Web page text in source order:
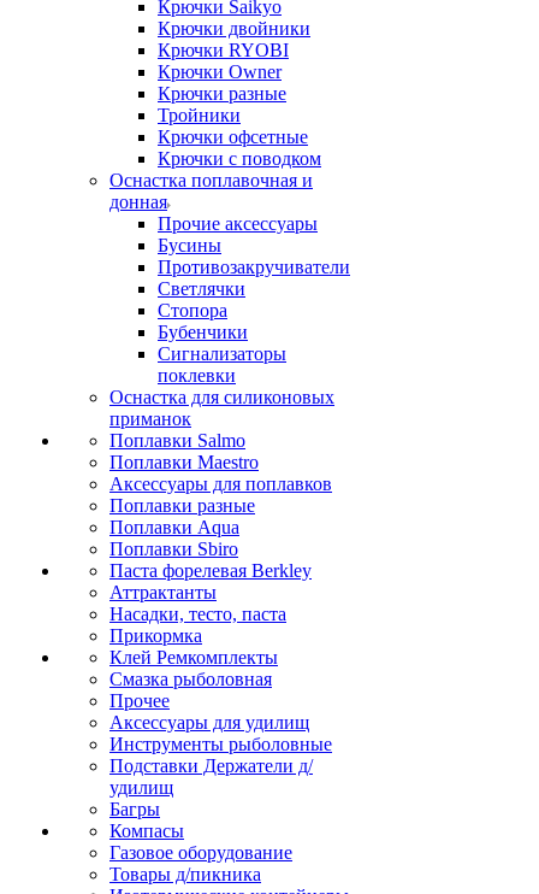
Крючки Saikyo
Крючки двойники
Крючки RYOBI
Крючки Owner
Крючки разные
Тройники
Крючки офсетные
Крючки с поводком
Оснастка поплавочная и
донная
Прочие аксессуары
Бусины
Противозакручиватели
Светлячки
Стопора
Бубенчики
Сигнализаторы
поклевки
Оснастка для силиконовых
приманок
Поплавки Salmo
Поплавки Maestro
Аксессуары для поплавков
Поплавки разные
Поплавки Aqua
Поплавки Sbiro
Паста форелевая Berkley
Аттрактанты
Насадки, тесто, паста
Прикормка
Клей Ремкомплекты
Смазка рыболовная
Прочее
Аксессуары для удилищ
Инструменты рыболовные
Подставки Держатели д/
удилищ
Багры
Компасы
Газовое оборудование
Товары д/пикника